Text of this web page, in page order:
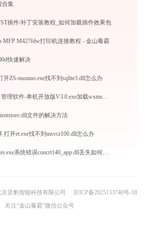
合集
插件/补丁安装教程_如何加载插件效果包
MFP M427fdw打印机连接教程 - 金山毒霸
快速解决
ZS-nuonuo.exe找不到sqlite3.dll怎么办
label matrix 输出管理软件-单机开放版V3.0.exe加载wxmsw28_adv_vc_custom.dll文件丢失处理办法
文件的解决方法
打开et.exe找不到msvcr100.dll怎么办
微软纸牌 Solitaire.exe系统错误concrt140_app.dll丢失如何解决
灵豹智能科技有限公司
京ICP备2025133740号-18
关注“金山毒霸”微信公众号